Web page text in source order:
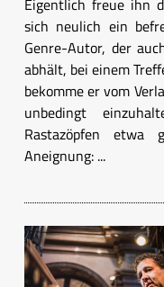
Eigentlich freue ihn
sich neulich ein
Genre-Autor, der
abhält, bei einem
bekomme er vom
unbedingt
Rastazöpfen
Aneignung: ...